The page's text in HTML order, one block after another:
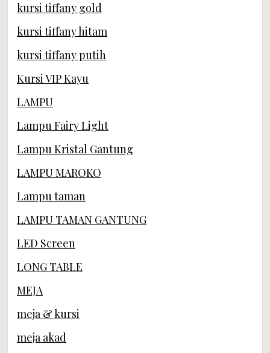
kursi tiffany gold
kursi tiffany hitam
kursi tiffany putih
Kursi VIP Kayu
LAMPU
Lampu Fairy Light
Lampu Kristal Gantung
LAMPU MAROKO
Lampu taman
LAMPU TAMAN GANTUNG
LED Screen
LONG TABLE
MEJA
meja & kursi
meja akad